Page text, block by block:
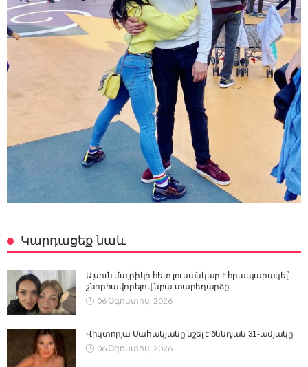
Կարդացեք նաև
Ալսուն մայրիկի հետ լուսանկար է հրապարակել՝
շնորհավորելով նրա տարեդարձը
06 Օգոստոս, 2026
Վիկտորյա Սահակյանը նշել է ծննդյան 31-ամյակը
06 Օգոստոս, 2026